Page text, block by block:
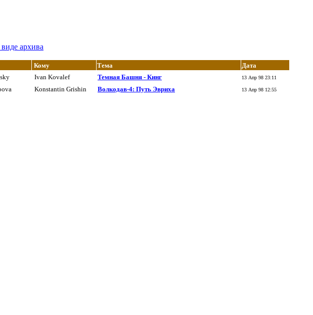
архива
Кому Тема
Дата
Ivan Kovalef Темная Башня - Кинг 13 Апр 98 23:11
Konstantin Grishin Волкодав-4: Путь Эвриха 13 Апр 98 12:55